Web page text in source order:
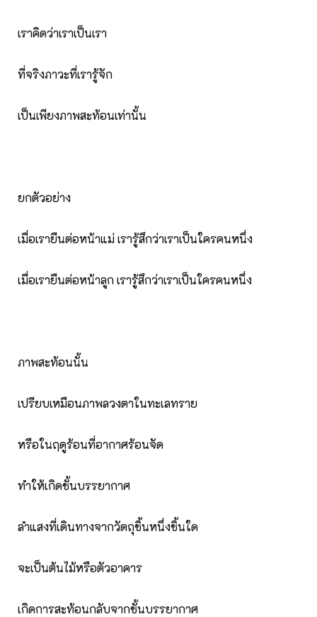
เราคิดว่าเราเป็นเรา
ที่จริงภาวะที่เรารู้จัก
เป็นเพียงภาพสะท้อนเท่านั้น
ยกตัวอย่าง
เมื่อเรายืนต่อหน้าแม่ เรารู้สึกว่าเราเป็นใครคนหนึ่ง
เมื่อเรายืนต่อหน้าลูก เรารู้สึกว่าเราเป็นใครคนหนึ่ง
ภาพสะท้อนนั้น
เปรียบเหมือนภาพลวงตาในทะเลทราย
หรือในฤดูร้อนที่อากาศร้อนจัด
ทำให้เกิดชั้นบรรยากาศ
ลำแสงที่เดินทางจากวัตถุชิ้นหนึ่งชิ้นใด
จะเป็นต้นไม้หรือตัวอาคาร
เกิดการสะท้อนกลับจากชั้นบรรยากาศ